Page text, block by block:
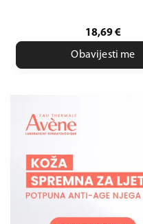
18,69€
Obavijesti me